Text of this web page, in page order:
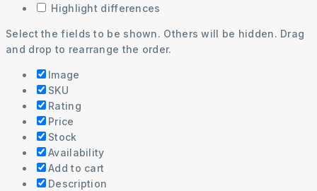
Highlight differences
Select the fields to be shown. Others will be hidden. Drag
and drop to rearrange the order.
Image
SKU
Rating
Price
Stock
Availability
Add to cart
Description